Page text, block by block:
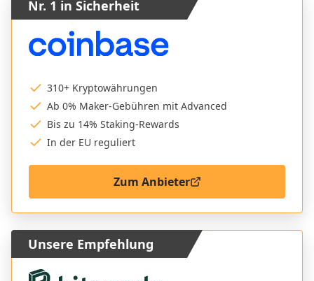
Nr. 1 in Sicherheit
310+ Kryptowährungen
Ab 0% Maker-Gebühren mit Advanced
Bis zu 14% Staking-Rewards
In der EU reguliert
Zum Anbieter
Unsere Empfehlung